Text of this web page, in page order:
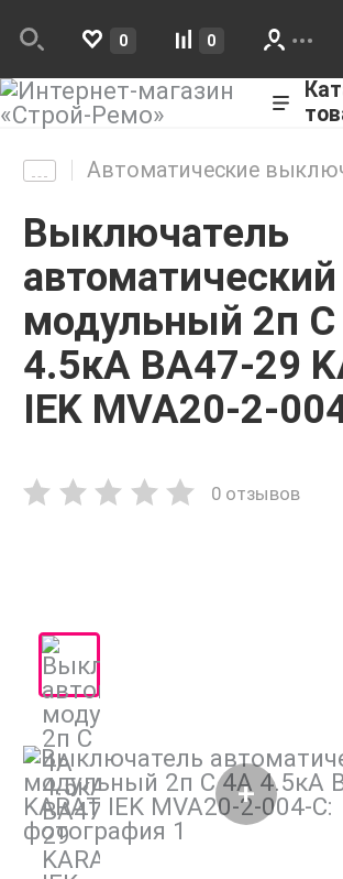
0 0
Автоматические
Выключатель
автоматический
модульный 2п
4.5кА ВА47-29
IEK MVA20-2-
0 отзывов